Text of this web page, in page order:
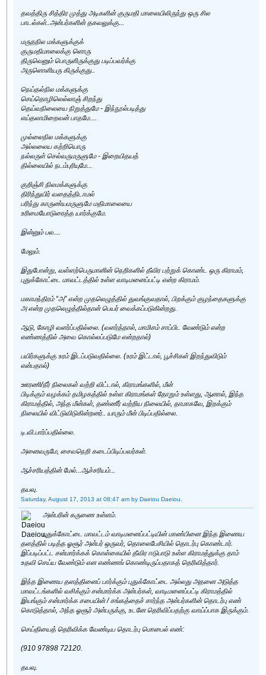
தவத்திரு சித்திர முத்து அடிகளின் குருமதி மாலையிலிருந்து ஒரு சில
பாடல்கள்..அன்பர்களின் தகவலுக்கு...
மருதநில மக்களுக்குக்
குருமதிமாலைக்கு ளொரு
திருவெனும் பொருளிருக்குது படிப்பவர்க்கு
அருளொளியரு கிருக்குது..
நெய்தல்நில மக்களுக்கு
செய்தொழிலெல்லாஞ் சிறந்து
தெய்வநிலையை நிறுத்துமே - இந்நூல்படித்து
எய்தலாமிறைவன் பாதமே....
முல்லைநில மக்களுக்கு
அல்லலைய கற்றியொரு
நல்லருள் செல்வருமருளுமே - இறையிதயத்
தில்லையில் நடம்புரியுமே...
குறிஞ்சி நிலமக்களுக்கு
திரிந்துயிர் வதைத்திடாமல்
பரிந்து காருண்யமருளுமே மதிமாலையை
உரிமையோடுரைத்த யார்க்குமே.
இன்னும் பல....
மேலும்.
இதுபோன்று, வள்ளற்பெருமானின் நெறிகளில் தீவிர பற்றுக் கொண்ட ஒரு கிராமம்,
புதுக்கோட்டை மாவட்டத்தில் உள்ள வாடிமனைப்பட்டி என்ற கிராமம்.
மகாமந்திரம் “அ” என்ற முதலெழுத்தில் துவங்குவதால், பிறக்கும் குழந்தைகளுக்கு
அ என்ற முதலெழுத்தில்தான் பெயர் வைக்கப்படுகின்றது.
ஆடு, கோழி வளர்ப்பதில்லை. (வளர்த்தால், மாமிசம் சாப்பிட வேண்டும் என்ற
எண்ணத்தில் அவை கொல்லப்படுமே என்றதால்)
பயிர்களுக்கு உரம் இடப்படுவதில்லை. (உரம் இட்டால், பூச்சிகள் இறந்துவிடும்
என்பதால்)
ஊரணி/நீர் நிலைகள் வற்றி விட்டால், கிராமங்களில், மீன்
பிடிக்கும் வழக்கம் தமிழகத்தில் உள்ள கிராமங்கள் தோறும் உள்ளது, ஆனால், இந்த
கிராமத்தில், அந்த மீன்கள், தண்ணீர் வற்றிய நிலையில், தாமாகவே, இறக்கும்
நிலையில் விட்டுவிடுகின்றனர்.. யாரும் மீன் பிடிப்பதில்லை.
டி.வி.பார்ப்பதில்லை.
அனைவருமே, சைவநெறி கடைப்பிடிப்பவர்கள்.
ஆச்சரியத்தின் மேல்...ஆச்சரியம்...
தயவு.
Saturday, August 17, 2013 at 08:47 am by Daeiou Daeiou.
அன்பரின் கருணை உள்ளம்.
புதுக்கோட்டை மாவட்டம் வாடிமனைப்பட்டியின் மாண்பினை இந்த இணைய
தளத்தில் படித்த ஓசூர் அன்பர் ஒருவர், தொலைபேசியில் தொடர்பு கொண்டார்.
இப்படிப்பட்ட சன்மார்க்கக் கொள்கையில் தீவிர ஈடுபாடு உள்ள கிராமத்துக்கு தாம்
உதவி செய்ய வேண்டும் என எண்ணங் கொண்டிருப்பதாகத் தெரிவித்தார்.
இந்த இணைய தளத்தினைப் பார்க்கும் புதுக்கோட்டை அல்லது அதனை அடுத்த
மாவட்டங்களில் வசிக்கும் சன்மார்க்க அன்பர்கள், வாடிமனைப்பட்டி கிராமத்தில்
இயங்கும் சன்மார்க்க சபையின் / சங்கத்தைச் சார்ந்த அன்பர்களின் தொடர்பு எண்
கொடுத்தால், அந்த ஓசூர் அன்பருக்கு, உடனே தெரிவிப்பதற்கு வாய்ப்பாக இருக்கும்.
செய்தியைத் தெரிவிக்க வேண்டிய தொடர்பு மொபைல் எண்:
(910 97898 72120.
தயவு.